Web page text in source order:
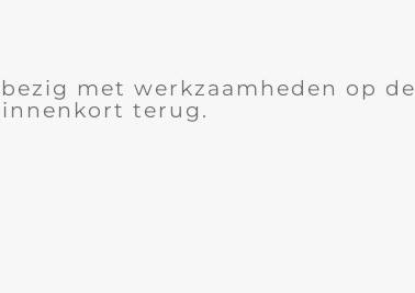
met werkzaamheden op de
terug.